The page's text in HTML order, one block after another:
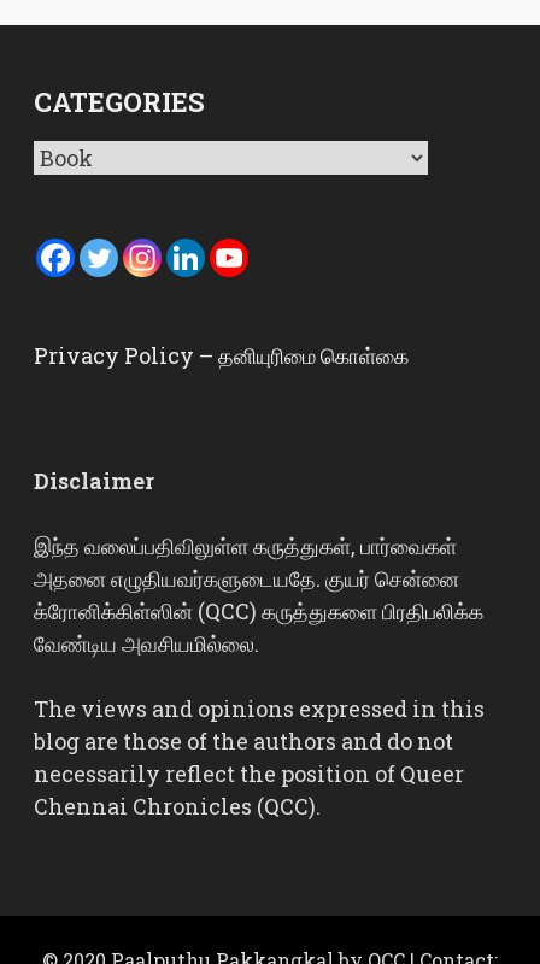
CATEGORIES
Categories
Privacy Policy – தனியுரிமை கொள்கை
Disclaimer
இந்த வலைப்பதிவிலுள்ள கருத்துகள், பார்வைகள்
அதனை எழுதியவர்களுடையதே. குயர் சென்னை
க்ரோனிக்கிள்ஸின் (QCC) கருத்துகளை பிரதிபலிக்க
வேண்டிய அவசியமில்லை.
The views and opinions expressed in this
blog are those of the authors and do not
necessarily reflect the position of Queer
Chennai Chronicles (QCC).